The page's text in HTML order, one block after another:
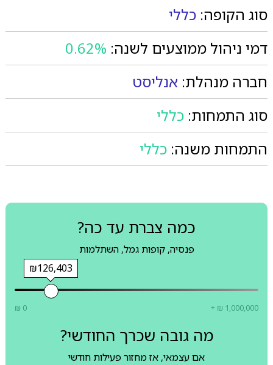
סוג הקופה: כללי
דמי ניהול ממוצעים לשנה: 0.62%
חברה מנהלת: אנליסט
סוג התמחות: כללי
התמחות משנה: כללי
כמה צברת עד כה?
פנסיה, קופות גמל, השתלמות
₪126,403
₪ 0 + ₪ 1,000,000
מה גובה שכרך החודשי?
אם עצמאי, אז מחזור פעילות חודשי